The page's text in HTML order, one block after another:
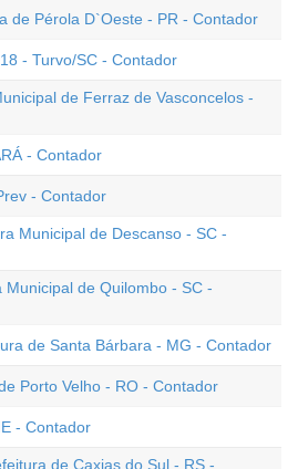
de Pérola D`Oeste - PR - Contador
- Turvo/SC - Contador
de Ferraz de Vasconcelos -
- Contador
- Contador
Municipal de Descanso - SC -
de Quilombo - SC -
de Santa Bárbara - MG - Contador
Porto Velho - RO - Contador
- Contador
de Caxias do Sul - RS -